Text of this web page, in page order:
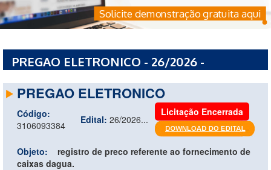
Solicite demonstração gratuita aqui
PREGAO ELETRONICO - 26/2026 -
PREGAO ELETRONICO
Código:
3106093384
Edital: 26/2026...
Licitação Encerrada
Objeto:
registro de preco referente ao fornecimento de
caixas dagua.